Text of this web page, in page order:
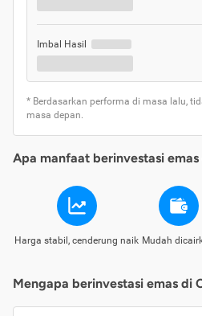
Imbal Hasil
* Berdasarkan performa di masa lalu,
masa depan.
Apa manfaat berinvestasi
Harga stabil, cenderung naik Mudah
Mengapa berinvestasi emas di